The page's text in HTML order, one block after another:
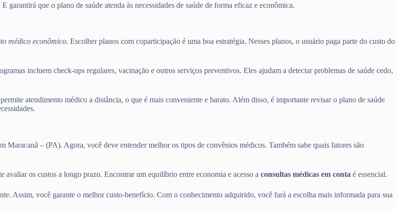
garantirá que o plano de saúde atenda às necessidades de saúde de forma eficaz e econômica.
médico econômico. Escolher planos com coparticipação é uma boa estratégia. Nesses planos, o usuário paga parte do custo do
incluem check-ups regulares, vacinação e outros serviços preventivos. Eles ajudam a detectar problemas de saúde cedo,
atendimento médico a distância, o que é mais conveniente e barato. Além disso, é importante revisar o plano de saúde
Maracanã – (PA). Agora, você deve entender melhor os tipos de convênios médicos. Também sabe quais fatores são
avaliar os custos a longo prazo. Encontrar um equilíbrio entre economia e acesso a consultas médicas em conta é essencial.
Assim, você garante o melhor custo-benefício. Com o conhecimento adquirido, você fará a escolha mais informada para sua